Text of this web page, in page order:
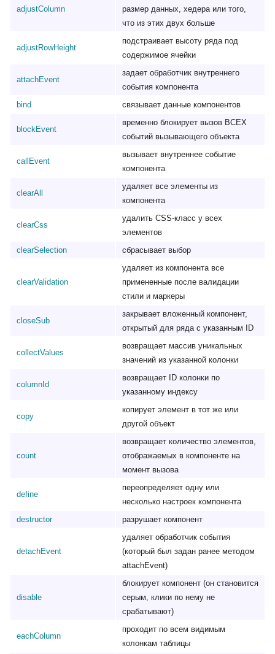
adjustColumn
размер данных, хедера или того,
что из этих двух больше
adjustRowHeight
подстраивает высоту ряда под
содержимое ячейки
attachEvent
задает обработчик внутреннего
события компонента
bind
связывает данные компонентов
blockEvent
временно блокирует вызов ВСЕХ
событий вызывающего объекта
callEvent
вызывает внутреннее событие
компонента
clearAll
удаляет все элементы из
компонента
clearCss
удалить CSS-класс у всех
элементов
clearSelection
сбрасывает выбор
clearValidation
удаляет из компонента все
примененные после валидации
стили и маркеры
closeSub
закрывает вложенный компонент,
открытый для ряда с указанным ID
collectValues
возвращает массив уникальных
значений из указанной колонки
columnId
возвращает ID колонки по
указанному индексу
copy
копирует элемент в тот же или
другой объект
count
возвращает количество элементов,
отображаемых в компоненте на
момент вызова
define
переопределяет одну или
несколько настроек компонента
destructor
разрушает компонент
detachEvent
удаляет обработчик события
(который был задан ранее методом
attachEvent)
disable
блокирует компонент (он становится
серым, клики по нему не
срабатывают)
eachColumn
проходит по всем видимым
колонкам таблицы